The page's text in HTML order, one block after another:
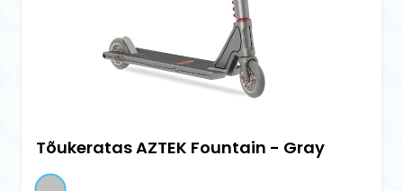
Tõukeratas AZTEK Fountain - Gray